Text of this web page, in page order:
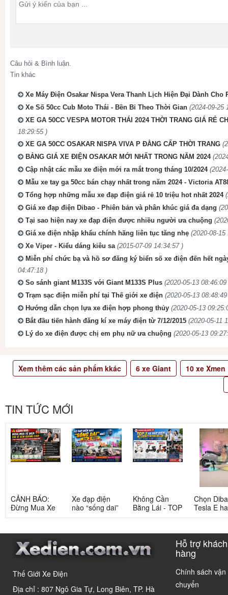
Câu hỏi & Bình luận.
Tin khác
Xe Máy Điện Osakar Nispa Vera Thanh Lịch Hiện Đại Dành Cho
Xe Số 50cc Cub Moto Thái - Bền Bỉ Theo Thời Gian (2024-09-25
XE GA 50CC VESPA MOTOR THÁI 2024 THỜI TRANG GIÁ RẺ
18:29:55 )
XE GA 50CC OSAKAR NISPA VIVA P ĐẲNG CẤP THỜI TRANG
BẢNG GIÁ XE ĐIỆN OSAKAR MỚI NHẤT TRONG NĂM 2024
Cập nhật các mẫu xe điện mới ra mắt trong tháng 10/2024
Mẫu xe tay ga 50cc bán chạy nhất trong năm 2024 - Victoria
Tổng hợp những mẫu xe đạp điện giá rẻ 10 triệu hot nhất 2024
Giá xe đạp điện Dibao - Phiên bản và phân khúc giá đa dạng
Tại sao hiện nay xe đạp điện được nhiều người ưa chuộng
Giá xe điện nhập khẩu chính hãng liên tục tăng nhẹ (2020-08-15
Xe Viper - Kiểu dáng kiêu sa (2015-07-09 14:34:57 )
Miễn phí chức bạ và hồ sơ đăng ký biển số xe điện đến hết
04:47:18 )
So sánh giant M133S với Giant M133S Plus (2020-05-13 08:46:09
Trạm sạc điện miễn phí tại Thế giới xe điện (2020-05-13
Hướng dẫn chọn lựa xe điện hợp phong thủy (2020-05-13
Bắt đầu tiến hành đăng kí xe máy điện từ 7/12/2015 (2020-05-11
Lý do xe điện được chị em phụ nữ ưa chuộng (2020-05-13
Xem thêm các sản phẩm kkác 6xe Giant 10xe Xmen
TIN TỨC MỚI
CẢNH BÁO:
Đừng Mua Xe
Điện Chỉ Vì
Cáo! 5 Bẫy
Phổ Biến Và Bí
Quyết Chọn Xe
Chuẩn Chỉnh
Xe đạp điện
nào “sống dai”
nhất sau 5
có câu trả lời
Không Cần
Bằng Lái - TOP
3 Xe Đạp Điện
Cho Học Sinh
Chọn
Tesla E
Tesla G:
cho người
dùng
thái
Thế Giới Xe Điện
Địa chỉ : 807 Ngô Gia Tự, Long Biên, TP. Hà
Hỗ trợ khách
hàng
Chính sách vận
chuyển